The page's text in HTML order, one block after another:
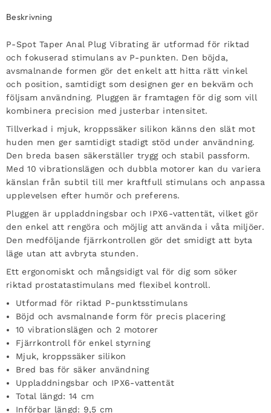
Beskrivning
P-Spot Taper Anal Plug Vibrating är utformad för riktad
och fokuserad stimulans av P-punkten. Den böjda,
avsmalnande formen gör det enkelt att hitta rätt vinkel
och position, samtidigt som designen ger en bekväm och
följsam användning. Pluggen är framtagen för dig som vill
kombinera precision med justerbar intensitet.
Tillverkad i mjuk, kroppssäker silikon känns den slät mot
huden men ger samtidigt stadigt stöd under användning.
Den breda basen säkerställer trygg och stabil passform.
Med 10 vibrationslägen och dubbla motorer kan du variera
känslan från subtil till mer kraftfull stimulans och anpassa
upplevelsen efter humör och preferens.
Pluggen är uppladdningsbar och IPX6-vattentät, vilket gör
den enkel att rengöra och möjlig att använda i våta miljöer.
Den medföljande fjärrkontrollen gör det smidigt att byta
läge utan att avbryta stunden.
Ett ergonomiskt och mångsidigt val för dig som söker
riktad prostatastimulans med flexibel kontroll.
Utformad för riktad P-punktsstimulans
Böjd och avsmalnande form för precis placering
10 vibrationslägen och 2 motorer
Fjärrkontroll för enkel styrning
Mjuk, kroppssäker silikon
Bred bas för säker användning
Uppladdningsbar och IPX6-vattentät
Total längd: 14 cm
Införbar längd: 9,5 cm